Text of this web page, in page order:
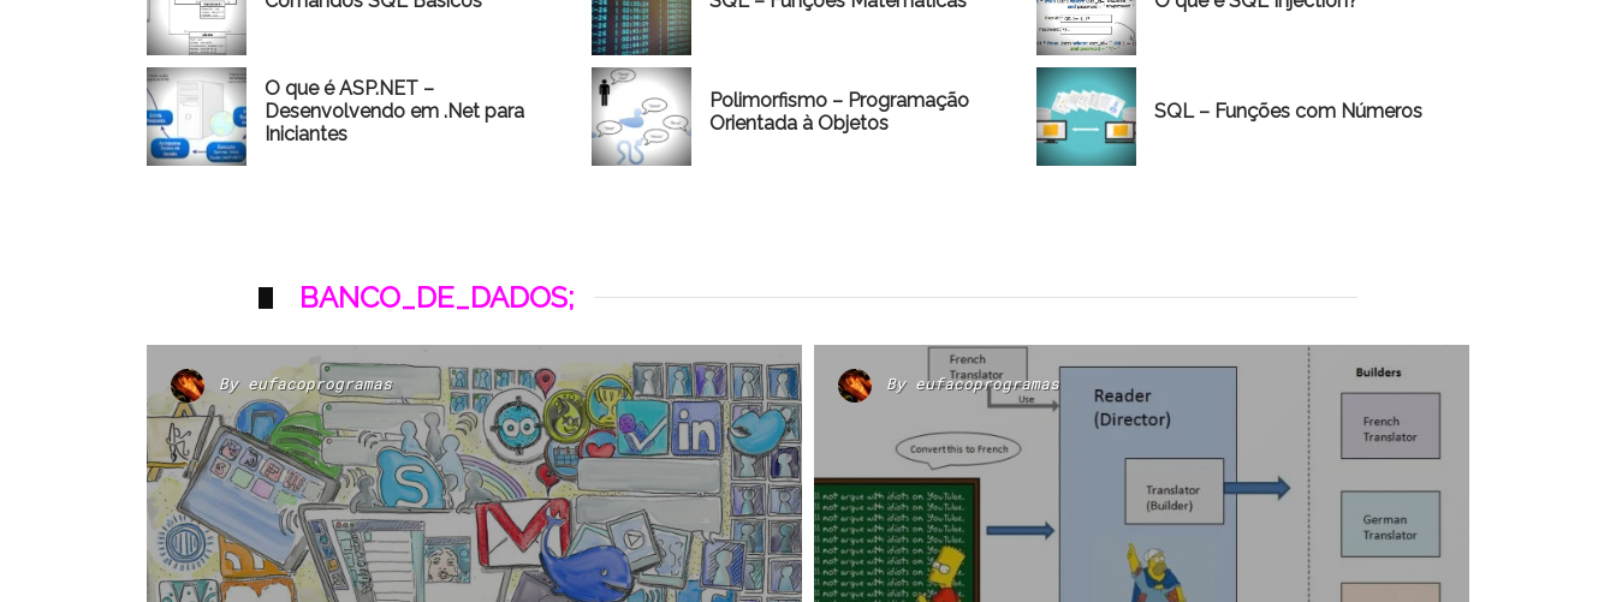
O que é ASP.NET –
Desenvolvendo em .Net para
Iniciantes
Polimorfismo – Programação
Orientada à Objetos
SQL – Funções com Números
BANCO_DE_DADOS;
By eufacoprogramas By eufacoprogramas